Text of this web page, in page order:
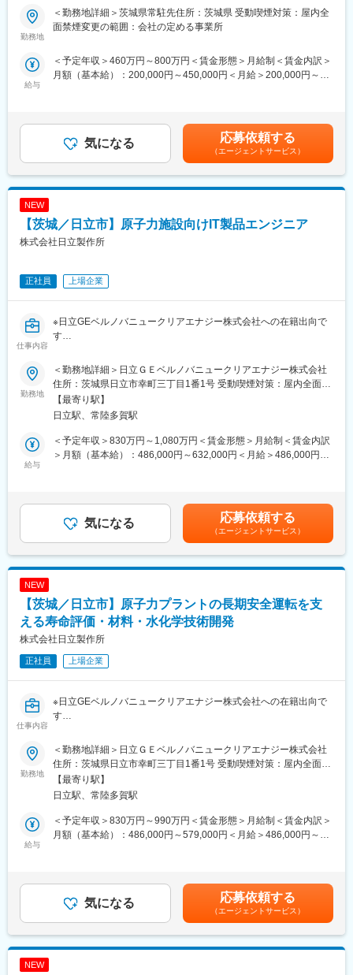
各種メーカーの開発パートナーとして技術者派遣業を運営してい
る当社の顧客先にて下記業務をお任せ。
◆職務詳細
ト担当業務
・サイト担当業務（社内・顧客・下請け業者調整、案件収支、工
※ご経験スキルに応じて別案件の打診をさせていただく場合もあり
ます。ご面接の際に志向性に合わせていければと思います。
◆使用ツール
・MSoffice
（1）営業→自動車内装部品の試験評価プロジェクトに配属
今後の需要から電気系エンジニアを目指して電験三種を勉強中。
（2）アパレル店舗運営→半導体製造装置の立ち上げプロジェクト
現在はフィールドエンジニアとして活躍中。
（3）営業→風力発電施設の設計補助業務配属
大手メーカーでの立ち振る舞い、取りまとめ・設計者業務を学
び、設計補助から一設計担当へ！
◆働く環境
の体調など気にかけていただける環境。
◆案件配属後の流れ
まずはモノを見る目を養っていただくべく、生産工程の下流から
スタート。並行してeラーニング研修、技術研修、キャリアアドバ
アサイン案件に携わります。さらに半年に1度営業とプロジェクト
リーダーと面談し、自身の状態や希望の案件に合わせて適切に配
を身に付けることが可能。
※eラーニング研修
携帯電話・PCから24時間365日、好きな時間に技術系の動画や、
テキストを用いて勉強が可能。
<研修内容例>
・工程リーダー研修
・CAD_CATIA（設計ツール）
変更の範囲：会社の定める業務
勤務地
＜勤務地詳細＞茨城県常駐先住所：茨城県 受動喫煙対策：屋内全
面禁煙変更の範囲：会社の定める事業所
給与
＜予定年収＞460万円～800万円＜賃金形態＞月給制＜賃金内訳＞
月額（基本給）：200,000円～450,000円＜月給＞200,000円～
の金額であり、選考を通じて上下する可能性があります。月給(月
額)は固定手当を含めた表記です。
気になる 応募依頼する
（エージェントサービス）
NEW
【茨城／日立市】原子力施設向けIT製品エンジニア
株式会社日立製作所
正社員 上場企業
仕事内容
※日立GEベルノバニュークリアエナジー株式会社への在籍出向で
す
発電過程でCO2を排出することがない原子力発電は、地球温暖化
の防止をはじめとする日立グループの環境への取り組みの大きな
柱となっています。
日立GEベルノバニュークリアエナジー株式会社は、国内外の原子
力発電プラントの再稼働・建設を推進しており、新型炉開発にも
取り組んでいます。
計装制御計画グループは原子力発電所を稼働するために必要な計
装制御系の計画を取りまとめているグループで、プラントの重要
また、計測制御系の知識を活かしプラントのシミュレーターやIT
製品の開発・設計にも取り組んでいます。
ラインの中核として実務を担当しながら、近い将来（5年後程度）
をまとめて粘り強く対応し、最後までやり遂げることができる人
財を求めております。
【職務概要】
原子力プラントのプラントシミュレーターやIT製品の計画・設計
【職務詳細】
プラントシミュレーターや原子力IT製品の計画・設計・製作
【働く環境】
・20代から60代までを含む30～40名程度、明るくコミュニケーシ
ョン能力の高いメンバーで構成されています。 （経験者採用入社
者もおり、1ユニット10名以下で、ご入社後も安心して業務に取
り組んでいただけるサポート体制があります。）
・在宅勤務可 （入社から業務に慣れるまではOJTのため出社いた
だきますが、業務に慣れていただいた後については勤務地につい
・企業名：日立GEベルノバニュークリアエナジー株式会社
・形態：在籍出向
・事業内容：発電用軽水型原子炉施設、高速炉施設、原子燃料サ
及び保守に関する業務
勤務地
＜勤務地詳細＞日立ＧＥベルノバニュークリアエナジー株式会社
住所：茨城県日立市幸町三丁目1番1号 受動喫煙対策：屋内全面禁
煙変更の範囲：勤務地補足欄に記載
【最寄り駅】
日立駅、常陸多賀駅
給与
＜予定年収＞830万円～1,080万円＜賃金形態＞月給制＜賃金内訳
＞月額（基本給）：486,000円～632,000円＜月給＞486,000円～
額であり、選考を通じて上下する可能性があります。月給(月額)は
固定手当を含めた表記です。
気になる 応募依頼する
（エージェントサービス）
NEW
【茨城／日立市】原子力プラントの長期安全運転を支
える寿命評価・材料・水化学技術開発
株式会社日立製作所
正社員 上場企業
仕事内容
※日立GEベルノバニュークリアエナジー株式会社への在籍出向で
す
原子力プラント再稼働後にはプラントの長寿命化や高出力化など
が求められることになります。プラント計画グループでは、機器
の寿命評価などを行い、適切な保全策を策定し、提案していく業
務を行っています。ラインの中核として実務を担当しながら、近
い将来（5年後程度）にはラインの取りまとめとして業務を推進で
きることを期待しています。
【職務概要】
評価などを行い、評価に基づく合理的な保全策を策定し、電力会
社へ提案する責任ある業務に従事いただきます。また、機器の寿
命評価にあたっては、評価に必要な材料技術や水化学管理に関す
勤務地
＜勤務地詳細＞日立ＧＥベルノバニュークリアエナジー株式会社
住所：茨城県日立市幸町三丁目1番1号 受動喫煙対策：屋内全面禁
煙変更の範囲：勤務地補足欄に記載
【最寄り駅】
日立駅、常陸多賀駅
給与
＜予定年収＞830万円～990万円＜賃金形態＞月給制＜賃金内訳＞
月額（基本給）：486,000円～579,000円＜月給＞486,000円～
額であり、選考を通じて上下する可能性があります。月給(月額)は
固定手当を含めた表記です。
気になる 応募依頼する
（エージェントサービス）
NEW